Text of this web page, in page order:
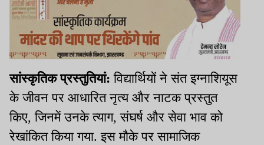
सांस्कृतिक प्रस्तुतियां:विद्यार्थियों ने संत इग्नाशियूस
के जीवन पर आधारित नृत्य और नाटक प्रस्तुत
किए, जिनमें उनके त्याग, संघर्ष और सेवा भाव को
रेखांकित किया गया. इस मौके पर सामाजिक